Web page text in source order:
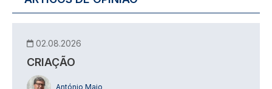
02.08.2026
CRIAÇÃO
António Maio